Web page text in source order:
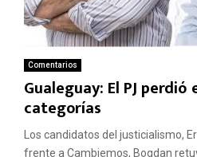
Comentarios
Gualeguay: El PJ
categorías
Los candidatos del justicialismo,
frente a Cambiemos, Bogdan